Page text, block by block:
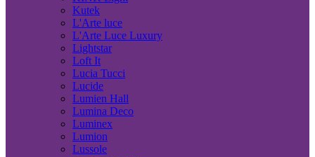
Kutek
L'Arte luce
L'Arte Luce Luxury
Lightstar
Loft It
Lucia Tucci
Lucide
Lumien Hall
Lumina Deco
Luminex
Lumion
Lussole